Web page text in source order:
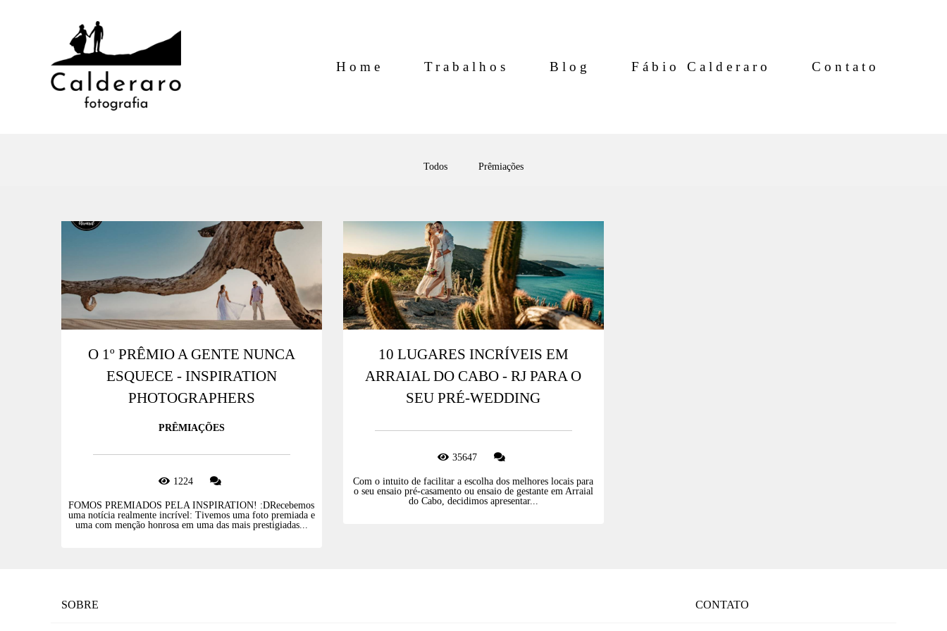
Home Trabalhos Blog Fábio Calderaro Contato
Todos Prêmiações
O 1º PRÊMIO A GENTE NUNCA
ESQUECE - INSPIRATION
PHOTOGRAPHERS
PRÊMIAÇÕES
1224
FOMOS PREMIADOS PELA INSPIRATION! :DRecebemos
uma notícia realmente incrível: Tivemos uma foto premiada e
uma com menção honrosa em uma das mais prestigiadas...
10 LUGARES INCRÍVEIS EM
ARRAIAL DO CABO - RJ PARA O
SEU PRÉ-WEDDING
35647
Com o intuito de facilitar a escolha dos melhores locais para
o seu ensaio pré-casamento ou ensaio de gestante em Arraial
do Cabo, decidimos apresentar...
SOBRE CONTATO